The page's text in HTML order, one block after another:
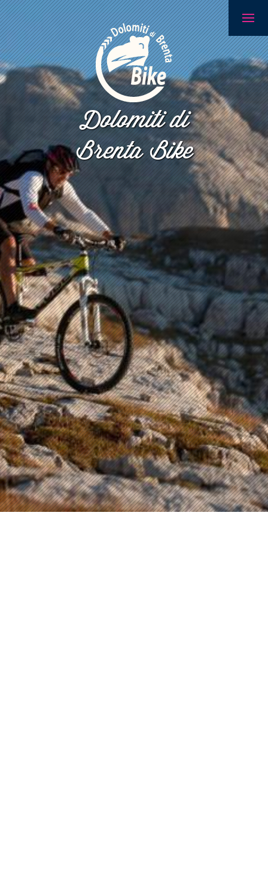
Dolomiti di
Brenta Bike